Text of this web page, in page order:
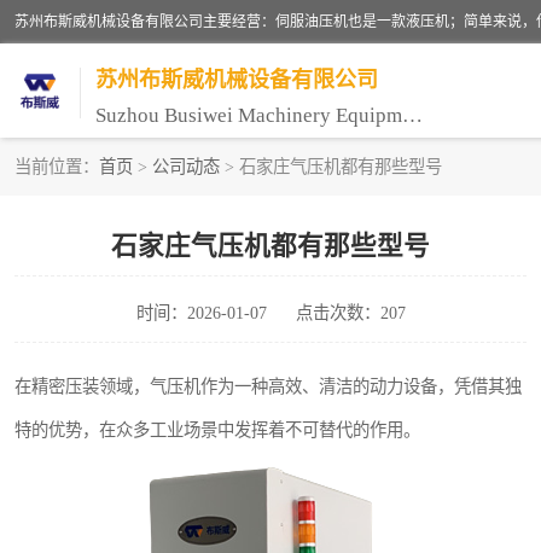
苏州布斯威机械设备有限公司
Suzhou Busiwei Machinery Equipment Co., Ltd.
当前位置： 首页 > 公司动态 > 石家庄气压机都有那些型号
石家庄气压机都有那些型号
时间：2026-01-07 点击次数：207
在精密压装领域，气压机作为一种高效、清洁的动力设备，凭借其独
特的优势，在众多工业场景中发挥着不可替代的作用。
气压机-气动压床
伺服压力机